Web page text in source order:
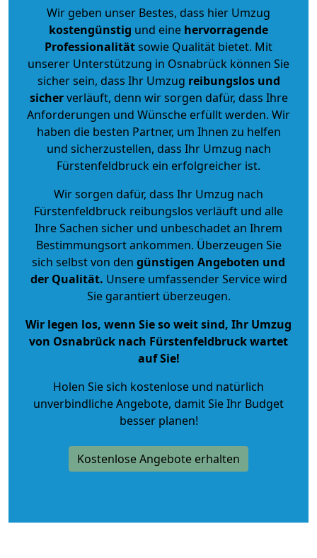
Wir geben unser Bestes, dass hier Umzug
kostengünstig und eine hervorragende
Professionalitätsowie Qualität bietet. Mit
unserer Unterstützung in Osnabrück können Sie
sicher sein, dass Ihr Umzug reibungslos und
sicherverläuft, denn wir sorgen dafür, dass Ihre
Anforderungen und Wünsche erfüllt werden. Wir
haben die besten Partner, um Ihnen zu helfen
und sicherzustellen, dass Ihr Umzug nach
Fürstenfeldbruck ein erfolgreicher ist.
Wir sorgen dafür, dass Ihr Umzug nach
Fürstenfeldbruck reibungslos verläuft und alle
Ihre Sachen sicher und unbeschadet an Ihrem
Bestimmungsort ankommen. Überzeugen Sie
sich selbst von den günstigen Angeboten und
der Qualität. Unsere umfassender Service wird
Sie garantiert überzeugen.
Wir legen los, wenn Sie so weit sind, Ihr Umzug
von Osnabrück nach Fürstenfeldbruck wartet
auf Sie!
Holen Sie sich kostenlose und natürlich
unverbindliche Angebote, damit Sie Ihr Budget
besser planen!
Kostenlose Angebote erhalten